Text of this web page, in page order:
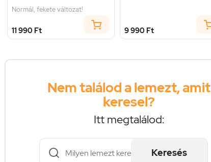
Normál, fekete változat!
11 990 Ft 9 990 Ft
Nem találod a lemezt, amit
keresel?
Itt megtalálod:
Keresés